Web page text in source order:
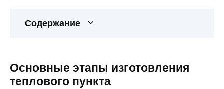
Содержание
Основные этапы изготовления
теплового пункта